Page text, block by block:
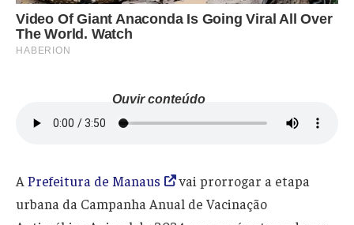
Ouvir conteúdo
A Prefeitura de Manaus
vai prorrogar a etapa
urbana da Campanha Anual de Vacinação